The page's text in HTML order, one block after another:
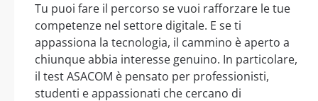
Tu puoi fare il percorso se vuoi rafforzare le tue
competenze nel settore digitale. E se ti
appassiona la tecnologia, il cammino è aperto a
chiunque abbia interesse genuino. In particolare,
il test ASACOM è pensato per professionisti,
studenti e appassionati che cercano di